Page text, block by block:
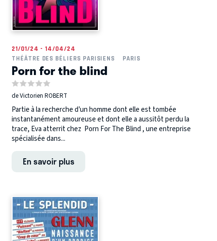
21/01/24 - 14/04/24
THÉÂTRE DES BÉLIERS PARISIENS
PARIS
Porn for the blind
de Victorien ROBERT
Partie à la recherche d’un homme dont elle est tombée
instantanément amoureuse et dont elle a aussitôt perdu la
trace, Eva atterrit chez Porn For The Blind , une entreprise
spécialisée dans...
En savoir plus